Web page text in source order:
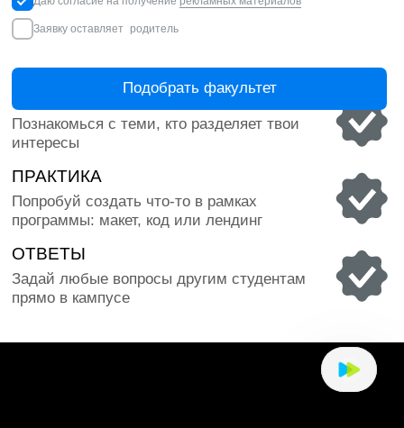
БОЛЕЕ 11 000 ВЫПУСКНИКОВ
Обучаем уже больше 30 лет и помогли
выпускникам найти своё дело
Есть всё для
мощный